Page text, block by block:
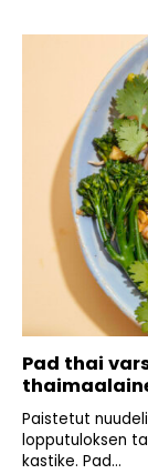
Pad thai
Paistetut
lopputuloksen
kastike. Pad...